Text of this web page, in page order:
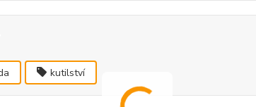
kutilství